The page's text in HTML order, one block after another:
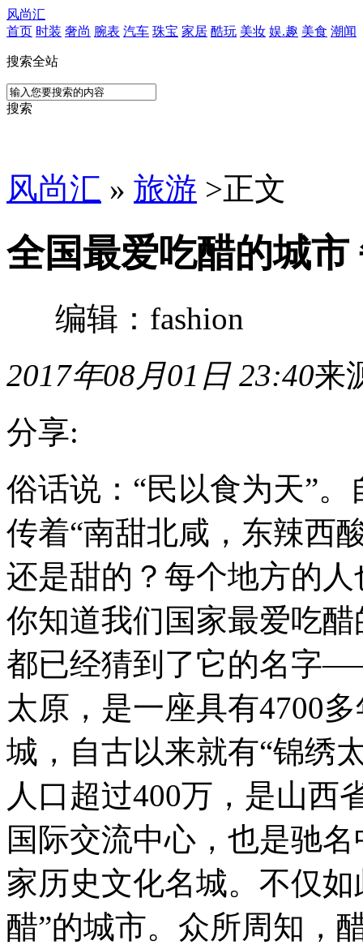
风尚汇
首页 时装 奢尚 腕表 汽车 珠宝 家居 酷玩 美妆 娱.趣 美食 潮闻
搜索全站
搜索
风尚汇 » 旅游 >正文
全国最爱吃醋的城市
编辑：fashion
2017年08月01日 23:40来
分享:
俗
话
说：“民
以
为
天”。
自
古
以
在
华
大
上
就
传
着“南
甜
北
咸，
东
辣
西
酸”的
俗话说：“民以食为天”
传着“南甜北咸，东辣西
还是甜的？每个地方的
你知道我们国家最爱吃
都已经猜到了它的名字
太原，是一座具有4700
城，自古以来就有“锦绣
人口超过400万，是山西
国际交流中心，也是驰
家历史文化名城。不仅
醋”的城市。 众所周知，